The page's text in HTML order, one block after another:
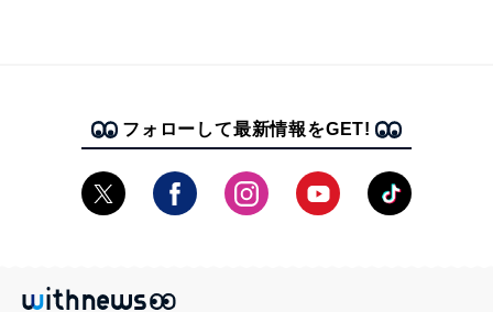
フォローして最新情報をGET!